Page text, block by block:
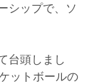
シップで、ソ
台頭しまし
ケットボールの